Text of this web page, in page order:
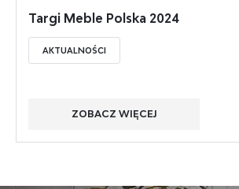
Targi Meble Polska 2024
AKTUALNOŚCI
ZOBACZ WIĘCEJ